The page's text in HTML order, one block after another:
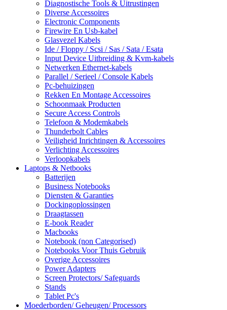
Diagnostische Tools & Uitrustingen
Diverse Accessoires
Electronic Components
Firewire En Usb-kabel
Glasvezel Kabels
Ide / Floppy / Scsi / Sas / Sata / Esata
Input Device Uitbreiding & Kvm-kabels
Netwerken Ethernet-kabels
Parallel / Serieel / Console Kabels
Pc-behuizingen
Rekken En Montage Accessoires
Schoonmaak Producten
Secure Access Controls
Telefoon & Modemkabels
Thunderbolt Cables
Veiligheid Inrichtingen & Accessoires
Verlichting Accessoires
Verloopkabels
Laptops & Netbooks
Batterijen
Business Notebooks
Diensten & Garanties
Dockingoplossingen
Draagtassen
E-book Reader
Macbooks
Notebook (non Categorised)
Notebooks Voor Thuis Gebruik
Overige Accessoires
Power Adapters
Screen Protectors/ Safeguards
Stands
Tablet Pc's
Moederborden/ Geheugen/ Processors